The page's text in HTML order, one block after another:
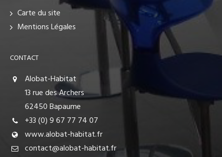
Carte du site
Mentions Légales
CONTACT
Alobat-Habitat
13 rue des Archers
62450 Bapaume
+33 (0) 9 67 77 74 07
www.alobat-habitat.fr
contact@alobat-habitat.fr